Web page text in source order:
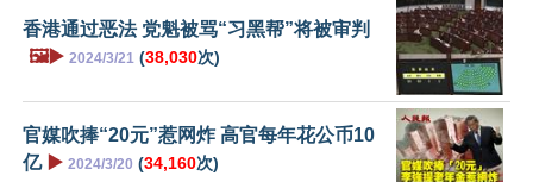
香港通过恶法 党魁被骂“习黑帮”将被审判
🖼️▶️ 2024/3/21 (38,030次)
官媒吹捧“20元”惹网炸 高官每年花公币10
亿 ▶️ 2024/3/20 (34,160次)